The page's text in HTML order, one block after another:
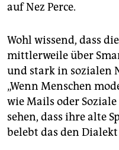
auf Nez Perce.
Wohl wissend, dass
mittlerweile über
und stark in sozialen
„Wenn Menschen
wie Mails oder
sehen, dass ihre alte
belebt das den Dialekt